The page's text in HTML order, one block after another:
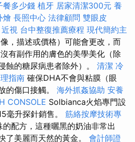
餐多少錢 植牙 居家清潔300元 養
燴 長照中心 法律顧問 雙眼皮
近視 台中整復推薦療程 現代簡約主
，描述或價格）可能會更改，而
有副作用的膚色的美學美化（除
蝕的糖尿病患者除外）。 清潔 冷
指南 確保DHA不會與粘膜（眼
的傷口接觸。 海外抓姦協助 安養
CONSOLE Solbianca火焰專門設
毫升探針銷售。 筋絡按摩技術專
的配方，這種曬黑的奶油非常出
了美麗而天然的黃金。 會計師證